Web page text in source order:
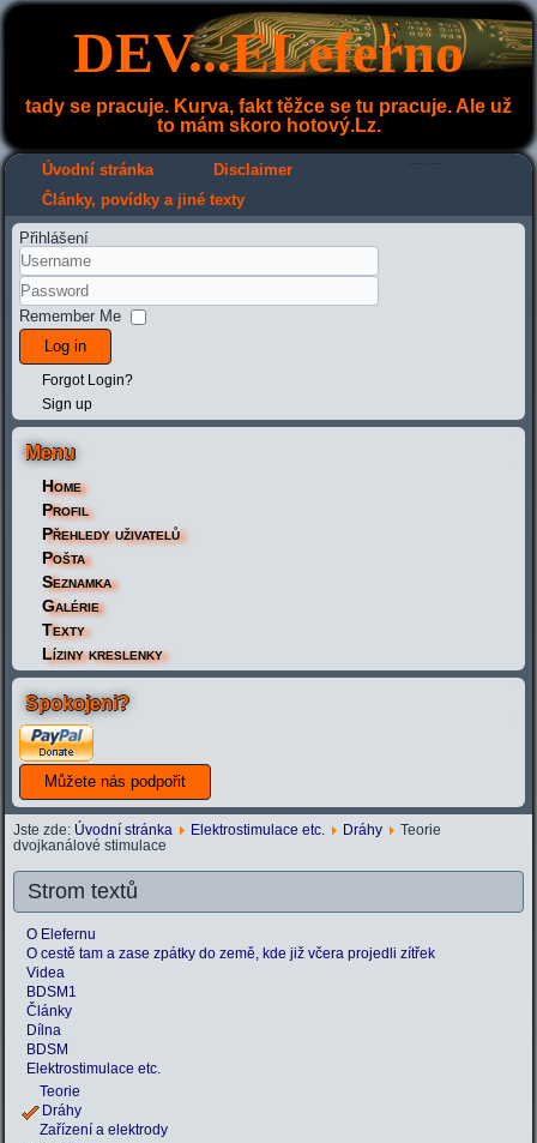
DEV...ELeferno
tady se pracuje. Kurva, fakt těžce se tu pracuje. Ale už
to mám skoro hotový.Lz.
Úvodní stránka Disclaimer
Články, povídky a jiné texty
Přihlášení
Remember Me
Log in
Forgot Login?
Sign up
Menu
Home
Profil
Přehledy uživatelů
Pošta
Seznamka
Galérie
Texty
Líziny kreslenky
Spokojeni?
Jste zde: Úvodní stránka Elektrostimulace etc. Dráhy
Teorie
dvojkanálové stimulace
Strom textů
O Elefernu
O cestě tam a zase zpátky do země, kde již včera projedli zítřek
Videa
BDSM1
Články
Dílna
BDSM
Elektrostimulace etc.
Teorie
Dráhy
Zařízení a elektrody